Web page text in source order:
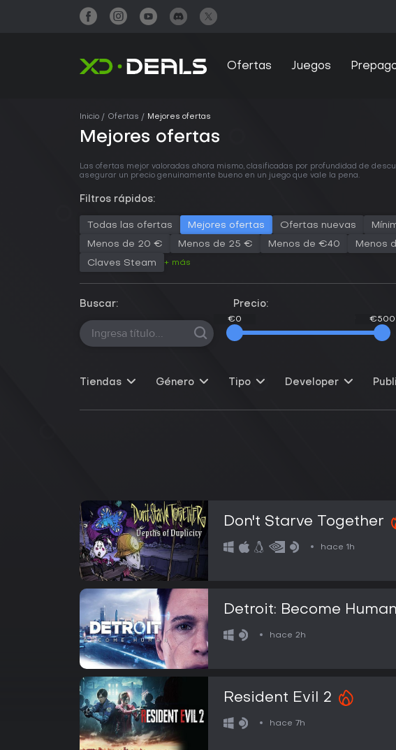
Ofertas Juegos
Inicio Ofertas Mejores ofertas
Mejores ofertas
Las ofertas mejor valoradas ahora mismo, clasificadas por profundidad de
asegurar un precio genuinamente bueno en un juego que vale la pena.
Filtros rápidos:
Todas las ofertas Mejores ofertas Ofertas nuevas
Menos de 20 € Menos de 25 € Menos de €40 Menos
Claves Steam + más
Buscar: Precio:
€0
€0 €500
€500
Tiendas Género Tipo Developer
Don't Starve Together
hace 1h
Detroit: Become Human
hace 2h
Resident Evil 2
hace 7h